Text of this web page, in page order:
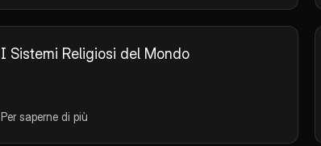
I Sistemi Religiosi del Mondo
Per saperne di più